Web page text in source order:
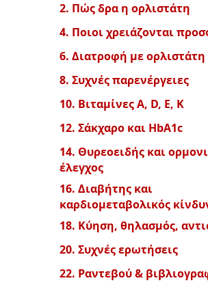
2. Πώς δρα η ορλιστάτη
4. Ποιοι χρειάζονται
6. Διατροφή με ορλιστάτη
8. Συχνές παρενέργειες
10. Βιταμίνες A, D, E, K
12. Σάκχαρο και HbA1c
14. Θυρεοειδής και
έλεγχος
16. Διαβήτης και
καρδιομεταβολικός
18. Κύηση, θηλασμός,
20. Συχνές ερωτήσεις
22. Ραντεβού &